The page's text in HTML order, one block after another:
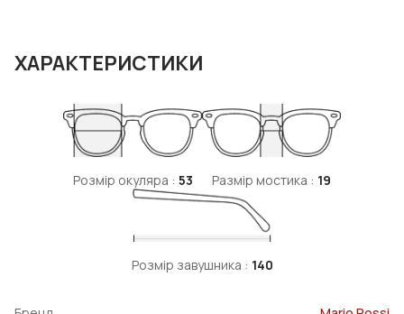
ХАРАКТЕРИСТИКИ
Розмір окуляра : 53 Размір мостика : 19
Розмір завушника : 140